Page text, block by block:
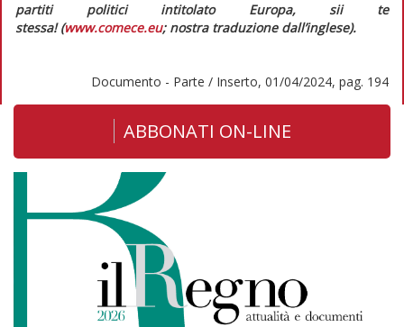
partiti politici intitolato Europa, sii te
stessa!(www.comece.eu; nostra traduzione dall’inglese).
Documento - Parte / Inserto, 01/04/2024, pag. 194
ABBONATI ON-LINE